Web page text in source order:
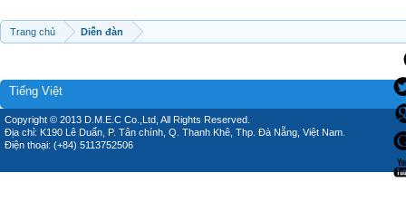
Trang chủ Diễn đàn
Tiếng Việt
Copyright © 2013 D.M.E.C Co.,Ltd, All Rights Reserved.
Địa chỉ: K190 Lê Duẩn, P. Tân chính, Q. Thanh Khê, Thp. Đà Nẵng, Việt Nam.
Điện thoại: (+84) 5113752506